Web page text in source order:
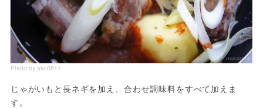
Photo by ako0811
じゃがいもと長ネギを加え、合わせ調味料をすべて加えま
す。